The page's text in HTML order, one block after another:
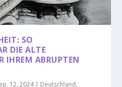
SO
DIE ALTE
IHREM ABRUPTEN
12, 2024| Deutschland,